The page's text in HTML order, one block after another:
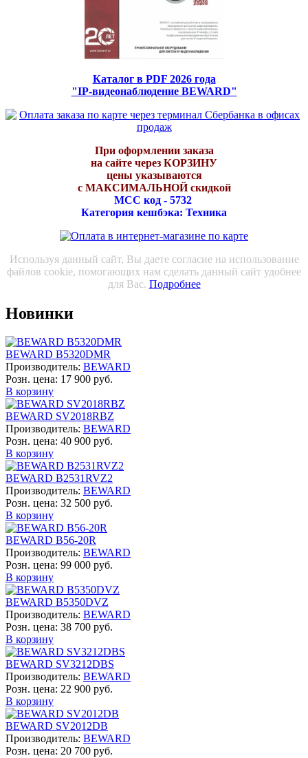
Каталог в PDF 2026 года
"IP-видеонаблюдение BEWARD"
При оформлении заказа
на сайте через КОРЗИНУ
цены указываются
с МАКСИМАЛЬНОЙ скидкой
МСС код - 5732
Категория кешбэка: Техника
Используя данный сайт, Вы даете согласие на использование
файлов cookie, помогающих нам сделать данный сайт удобнее
для Вас. Подробнее
Новинки
BEWARD B5320DMR
Производитель: BEWARD
Розн. цена: 17 900 руб.
В корзину
BEWARD SV2018RBZ
Производитель: BEWARD
Розн. цена: 40 900 руб.
В корзину
BEWARD B2531RVZ2
Производитель: BEWARD
Розн. цена: 32 500 руб.
В корзину
BEWARD B56-20R
Производитель: BEWARD
Розн. цена: 99 000 руб.
В корзину
BEWARD B5350DVZ
Производитель: BEWARD
Розн. цена: 38 700 руб.
В корзину
BEWARD SV3212DBS
Производитель: BEWARD
Розн. цена: 22 900 руб.
В корзину
BEWARD SV2012DB
Производитель: BEWARD
Розн. цена: 20 700 руб.